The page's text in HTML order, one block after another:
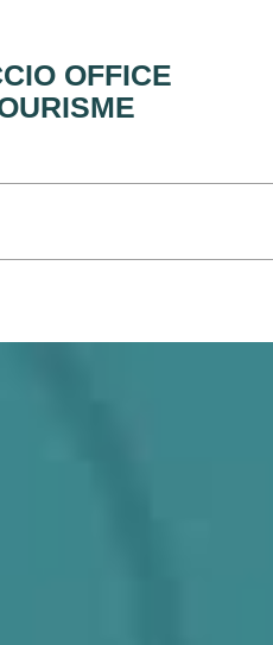
OFFICE